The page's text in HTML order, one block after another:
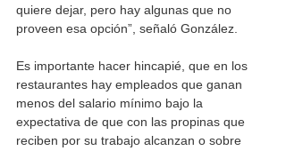
quiere dejar, pero hay algunas que no
proveen esa opción”, señaló González.
Es importante hacer hincapié, que en los
restaurantes hay empleados que ganan
menos del salario mínimo bajo la
expectativa de que con las propinas que
reciben por su trabajo alcanzan o sobre